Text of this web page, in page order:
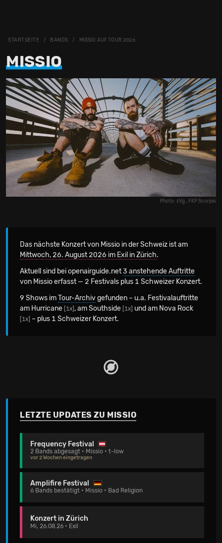
STARTSEITE BANDS MISSIO AUF TOUR 2026
MISSIO
Photo: zVg., FKP Scorpio
Das nächste Konzert von Missio in der Schweiz ist am
Mittwoch, 26. August 2026 im Exil in Zürich.
Aktuell sind bei openairguide.net3 anstehende Auftritte
von Missio erfasst — 2 Festivals plus 1 Schweizer Konzert.
9 Shows imTour-Archivgefunden – u.a. Festivalauftritte
am Hurricane [1x], am Southside [1x] und am Nova Rock
[1x] – plus 1 Schweizer Konzert.
LETZTE UPDATES ZU MISSIO
Frequency Festival
2 Bands abgesagt • Missio • t-low
vor 2 Wochen eingetragen
Amplifire Festival
6 Bands bestätigt • Missio • Bad Religion
Konzert in Zürich
Mi, 26.08.26 • Exil